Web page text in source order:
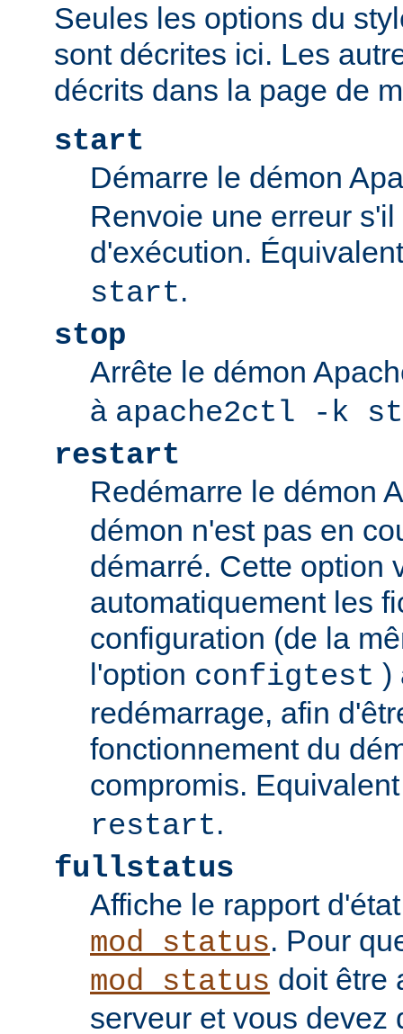
Seules les options du
sont décrites ici. Les
décrits dans la page de
start
Démarre le démon
Renvoie une erreur
d'exécution.
start.
stop
Arrête le démon
à apache2ctl -k
restart
Redémarre le démon
démon n'est pas en
démarré. Cette option
automatiquement les
configuration (de la
l'option configtest )
redémarrage, afin
fonctionnement du
compromis.
restart.
fullstatus
Affiche le rapport
mod_status. Pour
mod_status doit être
serveur et vous devez